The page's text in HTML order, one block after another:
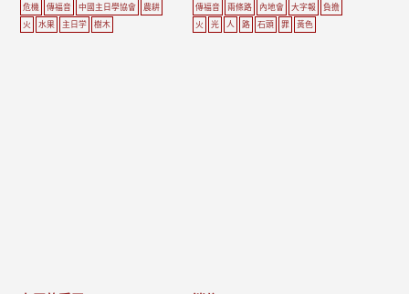
危機 傳福音 中國主日學協會
農耕
火
水果 主日学 樹木
傳福音 兩條路 內地會 大字報
負擔
火
光 人 路 石頭 罪 黃色